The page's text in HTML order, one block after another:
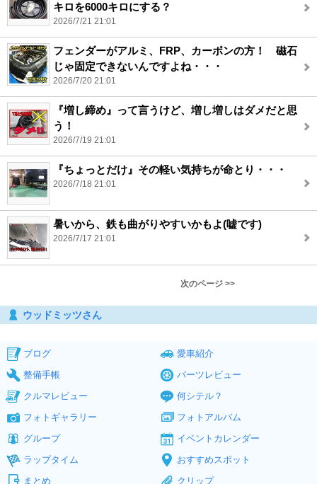
キロを6000キロにする？
2026/7/21 21:01
フェンダーがアルミ、FRP、カーボンの方！ 磁石
じゃ固定できないんですよね・・・
2026/7/20 21:01
『増し締め』って言うけど、増し増しはダメだと思
う！
2026/7/19 21:01
『ちょっとだけ』その軽い気持ちが命とり・・・
2026/7/18 21:01
暑いから、鉄も曲がりやすいかもよ(嘘です)
2026/7/17 21:01
次のページ >>
ウッドミッツさん
ブログ
愛車紹介
整備手帳
パーツレビュー
クルマレビュー
何シテル？
フォトギャラリー
フォトアルバム
グループ
イベントカレンダー
ラップタイム
おすすめスポット
まとめ
クリップ